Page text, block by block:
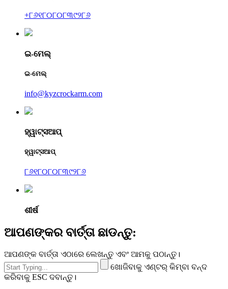
+୮୬୧୮୦୮୦୮୩୯୨୮୬
ଇ-ମେଲ୍
ଇ-ମେଲ୍
info@kyzcrockarm.com
ହ୍ୱାଟ୍ସଆପ୍
ହ୍ୱାଟ୍ସଆପ୍
୮୬୧୮୦୮୦୮୩୯୨୮୬
ଶୀର୍ଷ
ଆପଣଙ୍କର ବାର୍ତ୍ତା ଛାଡନ୍ତୁ:
ଆପଣଙ୍କ ବାର୍ତ୍ତା ଏଠାରେ ଲେଖନ୍ତୁ ଏବଂ ଆମକୁ ପଠାନ୍ତୁ।
ଖୋଜିବାକୁ ଏଣ୍ଟର୍ କିମ୍ବା ବନ୍ଦ
କରିବାକୁ ESC ଦବାନ୍ତୁ।